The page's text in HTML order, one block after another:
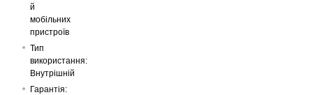
й
мобільних
пристроїв
Тип
використання:
Внутрішній
Гарантія: